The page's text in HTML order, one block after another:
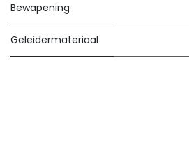
Bewapening
Geleidermateriaal